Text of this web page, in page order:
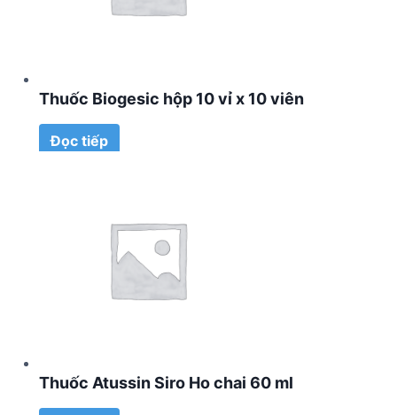
Thuốc Biogesic hộp 10 vỉ x 10 viên
Đọc tiếp
Thuốc Atussin Siro Ho chai 60 ml